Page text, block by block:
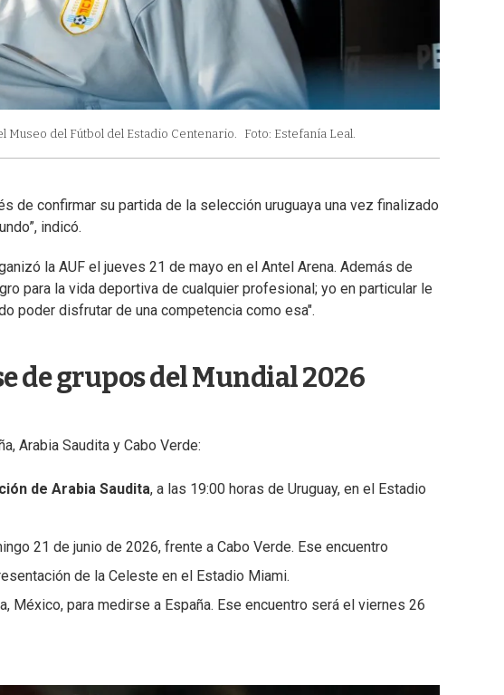
del Fútbol del Estadio Centenario. Foto: Estefanía Leal.
de confirmar su partida de la selección uruguaya una vez finalizado
indicó.
la AUF el jueves 21 de mayo en el Antel Arena. Además de
para la vida deportiva de cualquier profesional; yo en particular le
poder disfrutar de una competencia como esa".
de grupos del Mundial 2026
Arabia Saudita y Cabo Verde:
de Arabia Saudita, a las 19:00 horas de Uruguay, en el Estadio
21 de junio de 2026, frente a Cabo Verde. Ese encuentro
de la Celeste en el Estadio Miami.
México, para medirse a España. Ese encuentro será el viernes 26